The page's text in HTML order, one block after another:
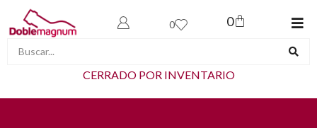
0 0
CERRADO POR INVENTARIO